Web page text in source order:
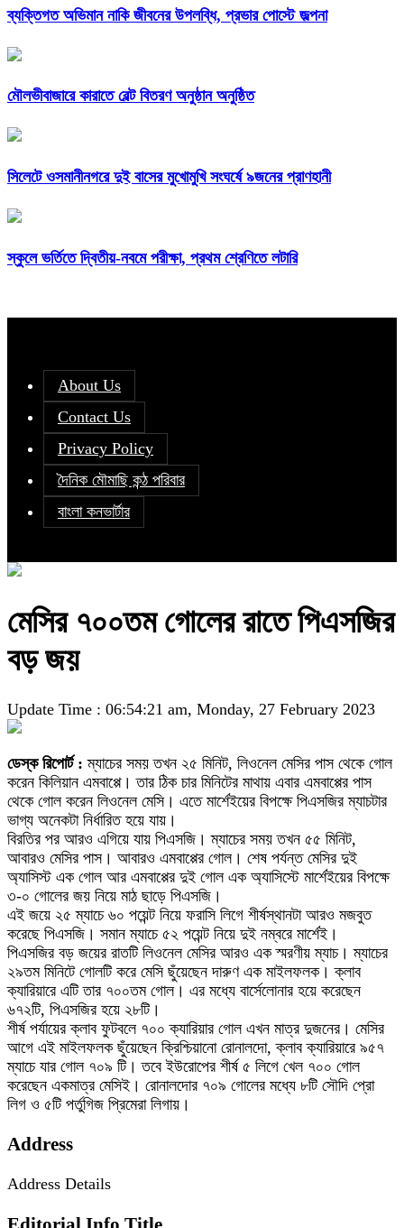
ব্যক্তিগত অভিমান নাকি জীবনের উপলব্ধি, প্রভার পোস্টে জল্পনা
মৌলভীবাজারে কারাতে বেল্ট বিতরণ অনুষ্ঠান অনুষ্ঠিত
সিলেটে ওসমানীনগরে দুই বাসের মুখোমুখি সংঘর্ষে ৯জনের প্রাণহানী
স্কুলে ভর্তিতে দ্বিতীয়-নবমে পরীক্ষা, প্রথম শ্রেণিতে লটারি
About Us
Contact Us
Privacy Policy
দৈনিক মৌমাছি কন্ঠ পরিবার
বাংলা কনভার্টার
মেসির ৭০০তম গোলের রাতে পিএসজির
বড় জয়
Update Time : 06:54:21 am, Monday, 27 February 2023
ডেস্ক রিপোর্ট : ম্যাচের সময় তখন ২৫ মিনিট, লিওনেল মেসির পাস থেকে গোল
করেন কিলিয়ান এমবাপ্পে। তার ঠিক চার মিনিটের মাথায় এবার এমবাপ্পের পাস
থেকে গোল করেন লিওনেল মেসি। এতে মার্শেইয়ের বিপক্ষে পিএসজির ম্যাচটার
ভাগ্য অনেকটা নির্ধারিত হয়ে যায়।
বিরতির পর আরও এগিয়ে যায় পিএসজি। ম্যাচের সময় তখন ৫৫ মিনিট,
আবারও মেসির পাস। আবারও এমবাপ্পের গোল। শেষ পর্যন্ত মেসির দুই
অ্যাসিস্ট এক গোল আর এমবাপ্পের দুই গোল এক অ্যাসিস্টে মার্শেইয়ের বিপক্ষে
৩-০ গোলের জয় নিয়ে মাঠ ছাড়ে পিএসজি।
এই জয়ে ২৫ ম্যাচে ৬০ পয়েন্ট নিয়ে ফরাসি লিগে শীর্ষস্থানটা আরও মজবুত
করেছে পিএসজি। সমান ম্যাচে ৫২ পয়েন্ট নিয়ে দুই নম্বরে মার্শেই।
পিএসজির বড় জয়ের রাতটি লিওনেল মেসির আরও এক স্মরণীয় ম্যাচ। ম্যাচের
২৯তম মিনিটে গোলটি করে মেসি ছুঁয়েছেন দারুণ এক মাইলফলক। ক্লাব
ক্যারিয়ারে এটি তার ৭০০তম গোল। এর মধ্যে বার্সেলোনার হয়ে করেছেন
৬৭২টি, পিএসজির হয়ে ২৮টি।
শীর্ষ পর্যায়ের ক্লাব ফুটবলে ৭০০ ক্যারিয়ার গোল এখন মাত্র দুজনের। মেসির
আগে এই মাইলফলক ছুঁয়েছেন ক্রিশ্চিয়ানো রোনালদো, ক্লাব ক্যারিয়ারে ৯৫৭
ম্যাচে যার গোল ৭০৯ টি। তবে ইউরোপের শীর্ষ ৫ লিগে খেল ৭০০ গোল
করেছেন একমাত্র মেসিই। রোনালদোর ৭০৯ গোলের মধ্যে ৮টি সৌদি প্রো
লিগ ও ৫টি পর্তুগিজ প্রিমেরা লিগায়।
Address
Address Details